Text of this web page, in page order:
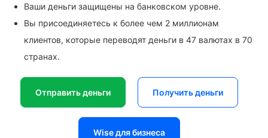
Ваши деньги защищены на банковском уровне.
Вы присоединяетесь к более чем 2 миллионам
клиентов, которые переводят деньги в 47 валютах в 70
странах.
Отправить деньги Получить деньги
Wise для бизнеса